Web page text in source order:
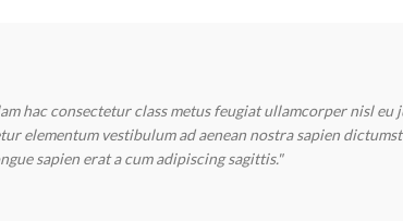
hac consectetur class metus feugiat ullamcorper nisl eu
elementum vestibulum ad aenean nostra sapien dictumst
sapien erat a cum adipiscing sagittis."